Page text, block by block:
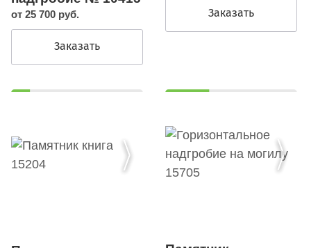
от 25 700 руб.
Заказать
Заказать